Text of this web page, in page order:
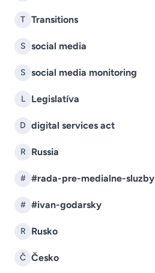
T Transitions
S social media
S social media monitoring
L Legislatíva
D digital services act
R Russia
# #rada-pre-medialne-sluzby
# #ivan-godarsky
R Rusko
Č Česko